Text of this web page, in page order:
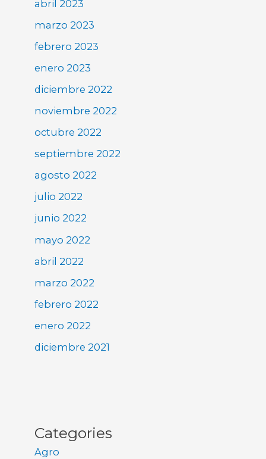
abril 2023
marzo 2023
febrero 2023
enero 2023
diciembre 2022
noviembre 2022
octubre 2022
septiembre 2022
agosto 2022
julio 2022
junio 2022
mayo 2022
abril 2022
marzo 2022
febrero 2022
enero 2022
diciembre 2021
Categories
Agro